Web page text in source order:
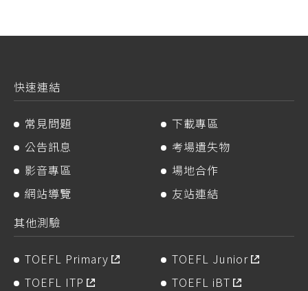
快速連結
常見問題
下載專區
公告訊息
考場遺失物
影音專區
場地合作
網站導覽
友站連結
其他測驗
TOEFL Primary
TOEFL Junior
TOEFL ITP
TOEFL iBT